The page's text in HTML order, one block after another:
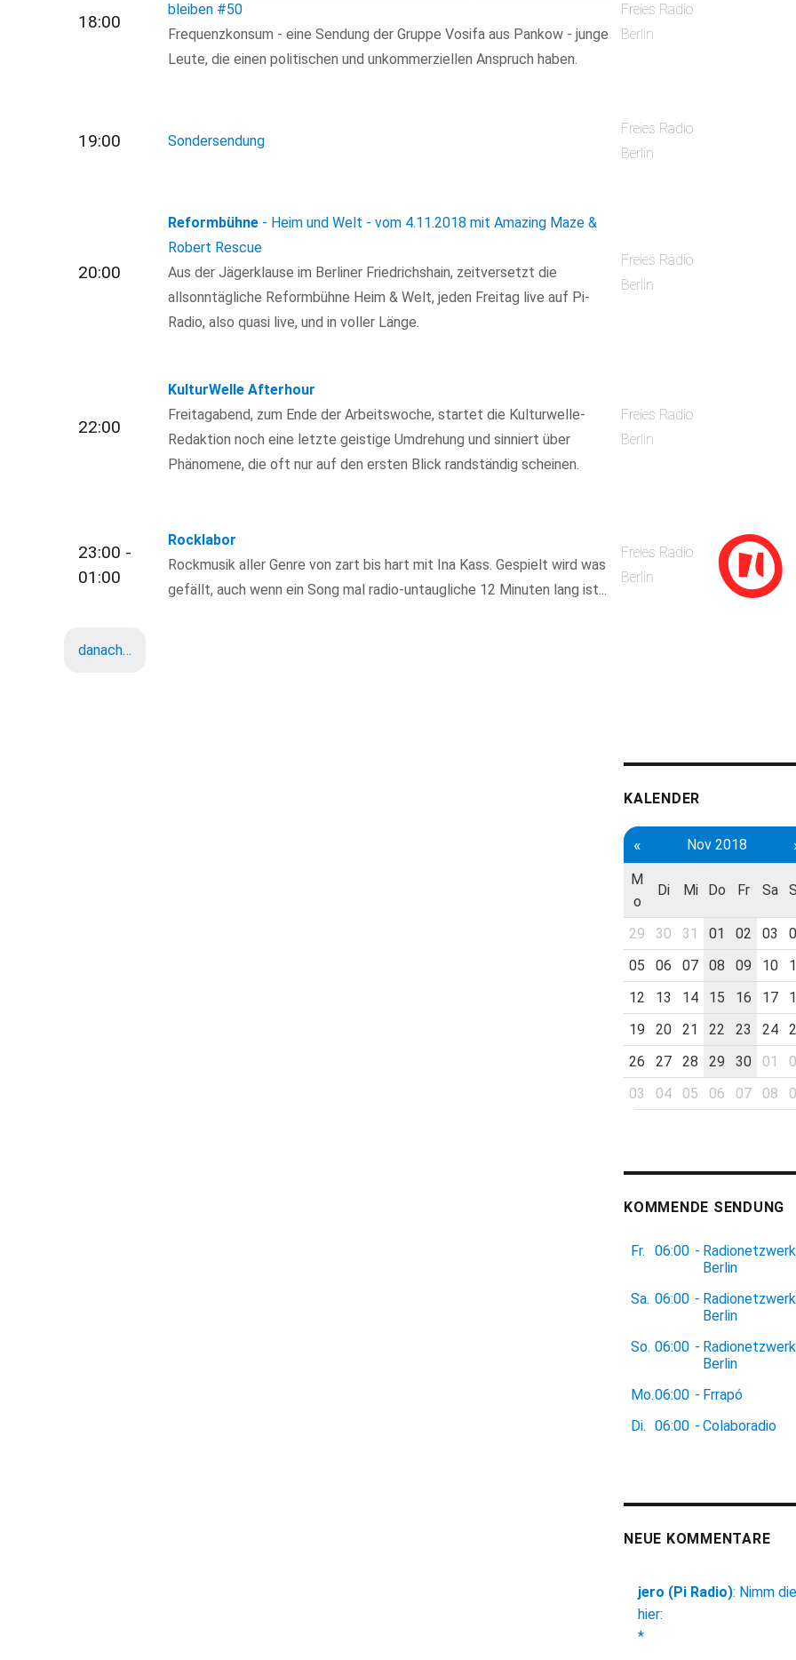
18:00
bleiben #50
Frequenzkonsum - eine Sendung der Gruppe Vosifa aus Pankow - junge
Leute, die einen politischen und unkommerziellen Anspruch haben.
Freies Radio
Berlin
19:00 Sondersendung
Freies Radio
Berlin
20:00
Reformbühne - Heim und Welt - vom 4.11.2018 mit Amazing Maze &
Robert Rescue
Aus der Jägerklause im Berliner Friedrichshain, zeitversetzt die
allsonntägliche Reformbühne Heim & Welt, jeden Freitag live auf Pi-
Radio, also quasi live, und in voller Länge.
Freies Radio
Berlin
22:00
KulturWelle Afterhour
Freitagabend, zum Ende der Arbeitswoche, startet die Kulturwelle-
Redaktion noch eine letzte geistige Umdrehung und sinniert über
Phänomene, die oft nur auf den ersten Blick randständig scheinen.
Freies Radio
Berlin
23:00 -
01:00
Rocklabor
Rockmusik aller Genre von zart bis hart mit Ina Kass. Gespielt wird was
gefällt, auch wenn ein Song mal radio-untaugliche 12 Minuten lang ist...
Freies Radio
Berlin
danach…
KALENDER
« Nov 2018
M
o
Di Mi Do Fr Sa
29 30 31 01 02 03
05
06 07 08 09 10
12
13 14 15 16 17
19
20 21 22 23 24
26
27 28 29 30 01
03
04 05 06 07 08
KOMMENDE SENDUNG
Fr. 06:00 - Radionetzwerk
Berlin
Sa. 06:00 - Radionetzwerk
Berlin
So. 06:00 - Radionetzwerk
Berlin
Mo.06:00 - Frrapó
Di. 06:00 - Colaboradio
NEUE KOMMENTARE
jero (Pi Radio): Nimm die
hier:
*